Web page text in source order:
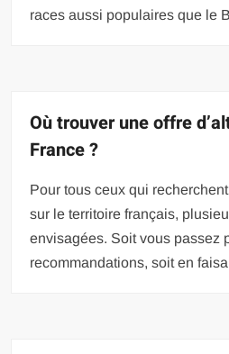
races aussi populaires que le
Où trouver une offre
France ?
Pour tous ceux qui
sur le territoire français,
envisagées. Soit vous passez
recommandations, soit en